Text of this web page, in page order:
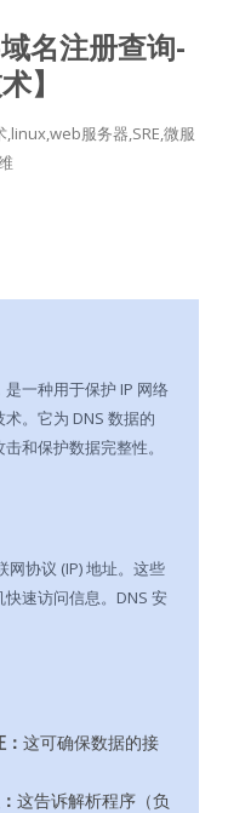
名注册查询-
】
,linux,web服务器,SRE,微服
是一种用于保护 IP 网络
。它为 DNS 数据的
和保护数据完整性。
网协议 (IP) 地址。这些
速访问信息。DNS 安
这可确保数据的接
这告诉解析程序（负